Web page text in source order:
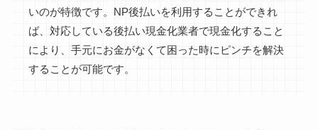
いのが特徴です。NP後払いを利用することができれ
ば、対応している後払い現金化業者で現金化すること
により、手元にお金がなくて困った時にピンチを解決
することが可能です。